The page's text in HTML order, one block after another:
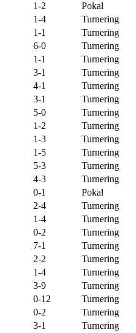
1-2
Pokal
1-4
Turnering
1-1
Turnering
6-0
Turnering
1-1
Turnering
3-1
Turnering
4-1
Turnering
3-1
Turnering
5-0 Turnering
1-2
Turnering
1-3 Turnering
1-5 Turnering
5-3 Turnering
4-3
Turnering
0-1
Pokal
2-4
Turnering
1-4 Turnering
0-2
Turnering
7-1
Turnering
2-2
Turnering
1-4 Turnering
3-9 Turnering
0-12 Turnering
0-2
Turnering
3-1
Turnering